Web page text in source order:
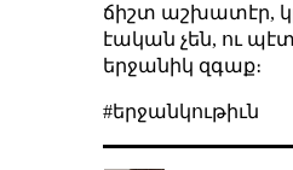
ճիշտ աշխատէր,
էական չեն, ու
երջանիկ զգաք։
#երջանկութիւն